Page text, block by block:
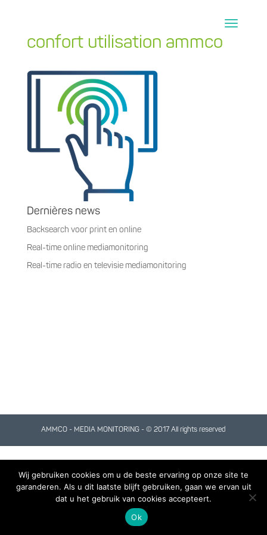
confort utilisation ammco
Dernières news
Backsearch voor print en online
Real-time online mediamonitoring
Real-time radio en televisie mediamonitoring
AMMCO - MEDIA MONITORING - © 2017 All rights reserved
Wij gebruiken cookies om u de beste ervaring op onze site te
garanderen. Als u dit laatste blijft gebruiken, gaan we ervan uit
dat u het gebruik van cookies accepteert.
Ok